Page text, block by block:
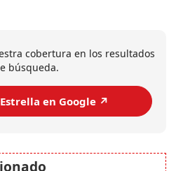
cobertura en los resultados
búsqueda.
en Google ↗️